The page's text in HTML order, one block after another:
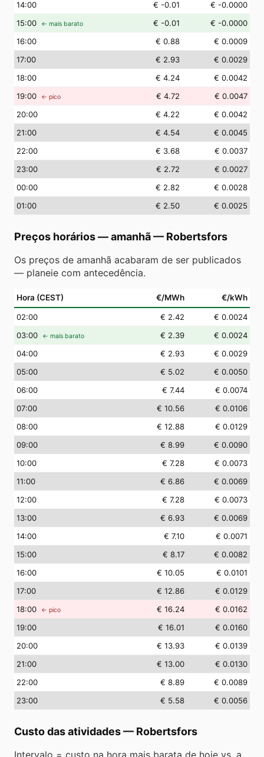
14:00 € -0.01
€ -0.0000
15:00 ← mais barato € -0.01
€ -0.0000
16:00 € 0.88
€ 0.0009
17:00 € 2.93
€ 0.0029
18:00 € 4.24
€ 0.0042
19:00 ← pico € 4.72
€ 0.0047
20:00 € 4.22
€ 0.0042
21:00 € 4.54
€ 0.0045
22:00 € 3.68
€ 0.0037
23:00 € 2.72
€ 0.0027
00:00 € 2.82
€ 0.0028
01:00 € 2.50 € 0.0025
Preços horários — amanhã— Robertsfors
Os preços de amanhã acabaram de ser publicados
— planeie com antecedência.
Hora (CEST) €/MWh €/kWh
02:00 € 2.42
€ 0.0024
03:00 ← mais barato € 2.39
€ 0.0024
04:00 € 2.93
€ 0.0029
05:00 € 5.02
€ 0.0050
06:00 € 7.44
€ 0.0074
07:00 € 10.56
€ 0.0106
08:00 € 12.88
€ 0.0129
09:00 € 8.99
€ 0.0090
10:00 € 7.28
€ 0.0073
11:00 € 6.86
€ 0.0069
12:00 € 7.28
€ 0.0073
13:00 € 6.93
€ 0.0069
14:00 € 7.10
€ 0.0071
15:00 € 8.17
€ 0.0082
16:00 € 10.05
€ 0.0101
17:00 € 12.86
€ 0.0129
18:00 ← pico € 16.24
€ 0.0162
19:00 € 16.01
€ 0.0160
20:00 € 13.93
€ 0.0139
21:00 € 13.00
€ 0.0130
22:00 € 8.89
€ 0.0089
23:00 € 5.58 € 0.0056
Custo das atividades— Robertsfors
Intervalo = custo na hora mais barata de hoje vs. a